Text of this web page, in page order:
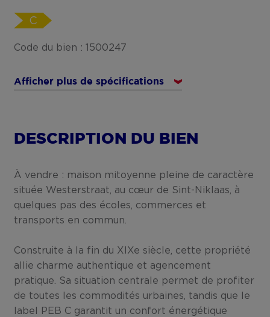
C
Code du bien : 1500247
Afficher plus de spécifications
DESCRIPTION DU BIEN
À vendre : maison mitoyenne pleine de caractère
située Westerstraat, au cœur de Sint-Niklaas, à
quelques pas des écoles, commerces et
transports en commun.
Construite à la fin du XIXe siècle, cette propriété
allie charme authentique et agencement
pratique. Sa situation centrale permet de profiter
de toutes les commodités urbaines, tandis que le
label PEB C garantit un confort énergétique